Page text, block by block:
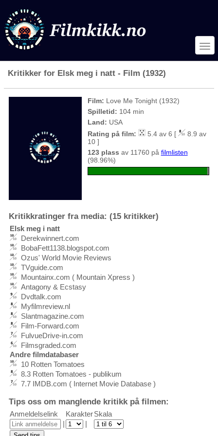
Kritikker for Elsk meg i natt - Film (1932)
Film: Love Me Tonight (1932)
Spilletid: 104 min
Land: USA
Rating på film:
5.4 av 6 [
8.9 av
10 ]
123 plass av 11760 på filmlisten
(98.96%)
Kritikkratinger fra media: (15 kritikker)
Elsk meg i natt
Derekwinnert.com
BobaFett1138.blogspot.com
Ozus' World Movie Reviews
TVguide.com
Mountainx.com ( Mountain Xpress )
Antagony & Ecstasy
Dvdtalk.com
Myfilmreview.nl
Slantmagazine.com
Film-Forward.com
FulvueDrive-in.com
Filmsgraded.com
Andre filmdatabaser
10 Rotten Tomatoes
8.3 Rotten Tomatoes - publikum
7.7 IMDB.com ( Internet Movie Database )
Tips oss om manglende kritikk på filmen:
Anmeldelselink KarakterSkala
|
|